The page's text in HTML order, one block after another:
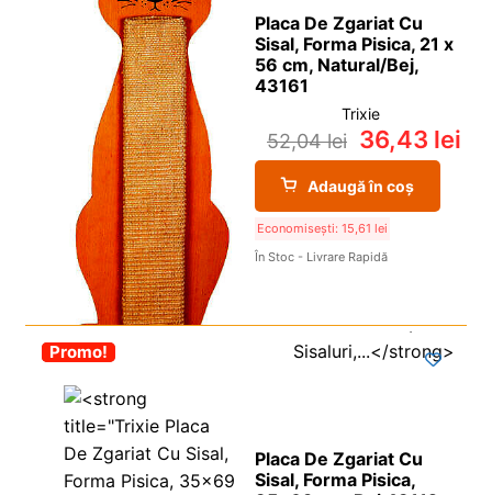
Placa De Zgariat Cu
Sisal, Forma Pisica, 21 x
56 cm, Natural/Bej,
43161
Trixie
52,04lei 36,43 lei
Adaugă în coș
Economisești: 15,61 lei
În Stoc - Livrare Rapidă
-30%
Promo!
Placa De Zgariat Cu
Sisal, Forma Pisica,